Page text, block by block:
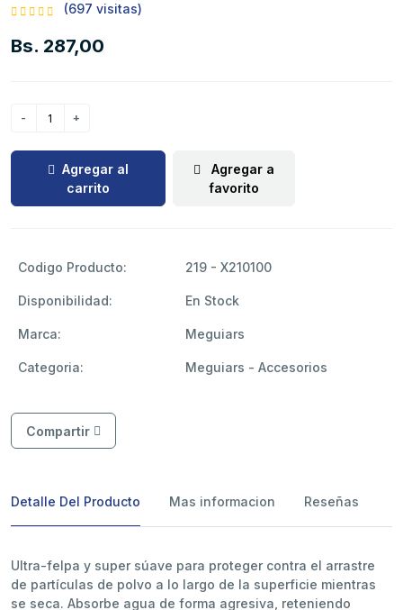
(697 visitas)
Bs. 287,00
Agregar al
carrito
Agregar a
favorito
Codigo Producto: 219 - X210100
Disponibilidad: En Stock
Marca: Meguiars
Categoria: Meguiars - Accesorios
Compartir
Detalle Del Producto Mas informacion Reseñas
Ultra-felpa y super súave para proteger contra el arrastre
de partículas de polvo a lo largo de la superficie mientras
se seca. Absorbe agua de forma agresiva, reteniendo